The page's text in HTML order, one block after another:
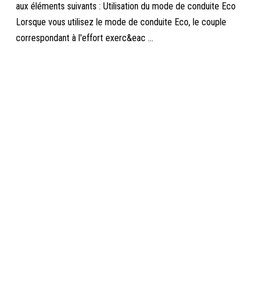
aux éléments suivants : Utilisation du mode de conduite Eco
Lorsque vous utilisez le mode de conduite Eco, le couple
correspondant à l'effort exerc&eac ...